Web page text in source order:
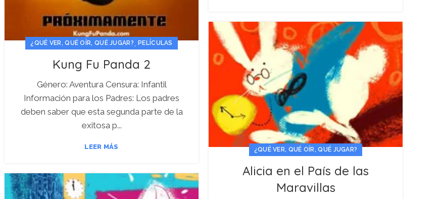
¿QUÉ VER, QUÉ OÍR, QUÉ JUGAR?, PELÍCULAS
Kung Fu Panda 2
Género: Aventura Censura: Infantil
Información para los Padres: Los padres
deben saber que esta segunda parte de la
exitosa p...
LEER MÁS ¿QUÉ VER, QUÉ OÍR, QUÉ JUGAR?
Alicia en el País de las
Maravillas